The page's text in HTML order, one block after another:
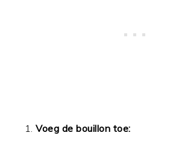
Voeg de bouillon toe: